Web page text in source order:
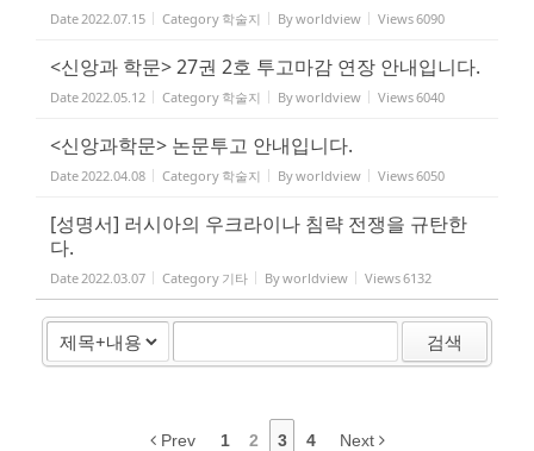
Date 2022.07.15 Category 학술지 Byworldview Views6090
<신앙과 학문> 27권 2호 투고마감 연장 안내입니다.
Date 2022.05.12 Category 학술지 Byworldview Views6040
<신앙과학문> 논문투고 안내입니다.
Date 2022.04.08 Category 학술지 Byworldview Views6050
[성명서] 러시아의 우크라이나 침략 전쟁을 규탄한
다.
Date 2022.03.07 Category 기타 Byworldview Views6132
검색
Prev 1 2 3 4 Next